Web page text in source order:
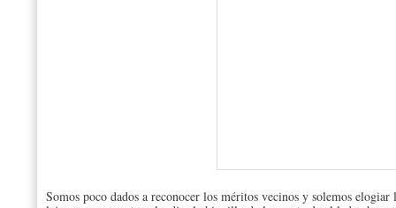
Somos poco dados a reconocer los méritos vecinos y solemos